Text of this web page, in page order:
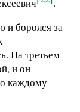
и боролся за
На третьем
и он
каждому